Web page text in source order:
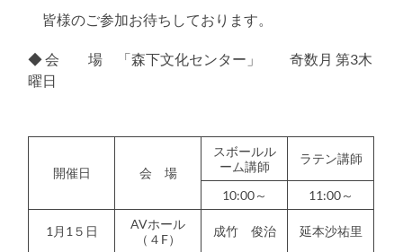
皆様のご参加お待ちしております。
◆ 会 場 「森下文化センター」 奇数月 第3木
曜日
開催日 会 場
スボールル
ーム講師
ラテン講師
10:00～ 11:00～
1月1５日
AVホール
（４F）
成竹 俊治 延本沙祐里